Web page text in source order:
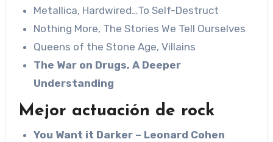
Metallica, Hardwired…To Self-Destruct
Nothing More, The Stories We Tell Ourselves
Queens of the Stone Age, Villains
The War on Drugs, A Deeper
Understanding
Mejor actuación de rock
You Want it Darker – Leonard Cohen